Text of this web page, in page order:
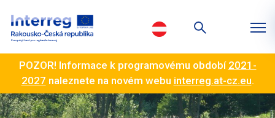
POZOR! Informace k programovému období 2021-
2027 naleznete na novém webu interreg.at-cz.eu.